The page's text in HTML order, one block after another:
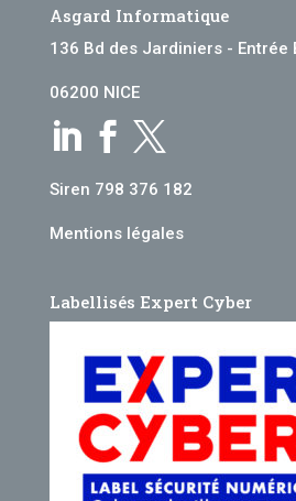
Asgard Informatique
136 Bd des Jardiniers - Entrée
06200 NICE
  
Siren 798 376 182
Mentions légales
Labellisés Expert Cyber